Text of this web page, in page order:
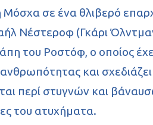
σε ένα θλιβερό
Νέστεροφ (Γκάρι
του Ροστόφ, ο οποίος
και
περί στυγνών και
του ατυχήματα.